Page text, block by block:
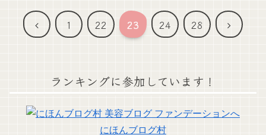
前
1 22 23 24 28
次
ランキングに参加しています！
にほんブログ村